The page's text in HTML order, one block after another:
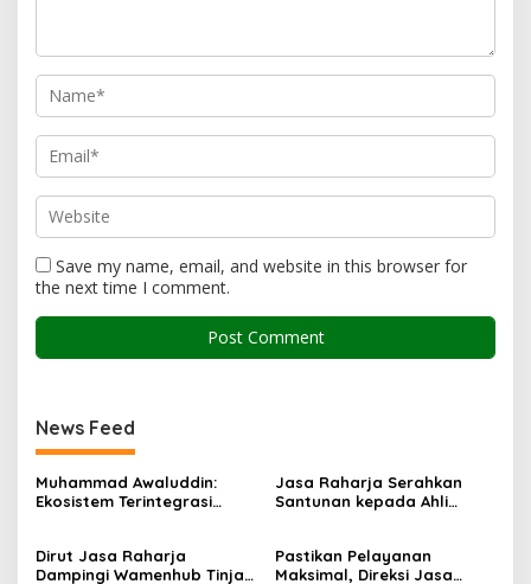
Save my name, email, and website in this browser for
the next time I comment.
News Feed
Muhammad Awaluddin:
Ekosistem Terintegrasi
Maksimal Kepada
masyarakat
Jasa Raharja Serahkan
Santunan kepada Ahli
Dirut Jasa Raharja
Dampingi Wamenhub Tinjau
Pastikan Pelayanan
Maksimal, Direksi Jasa